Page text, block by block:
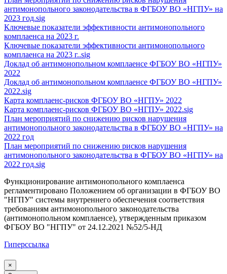
антимонопольного законодательства в ФГБОУ ВО «НГПУ» на
2023 год.sig
Ключевые показатели эффективности антимонопольного
комплаенса на 2023 г.
Ключевые показатели эффективности антимонопольного
комплаенса на 2023 г..sig
Доклад об антимонопольном комплаенсе ФГБОУ ВО «НГПУ»
2022
Доклад об антимонопольном комплаенсе ФГБОУ ВО «НГПУ»
2022.sig
Карта комплаенс-рисков ФГБОУ ВО «НГПУ» 2022
Карта комплаенс-рисков ФГБОУ ВО «НГПУ» 2022.sig
План мероприятий по снижению рисков нарушения
антимонопольного законодательства в ФГБОУ ВО «НГПУ» на
2022 год
План мероприятий по снижению рисков нарушения
антимонопольного законодательства в ФГБОУ ВО «НГПУ» на
2022 год.sig
Функционирование антимонопольного комплаенса
регламентировано Положением об организации в ФГБОУ ВО
"НГПУ" системы внутреннего обеспечения соответствия
требованиям антимонопольного законодательства
(антимонопольном комплаенсе), утвержденным приказом
ФГБОУ ВО "НГПУ" от 24.12.2021 №52/5-НД
Гиперссылка
×